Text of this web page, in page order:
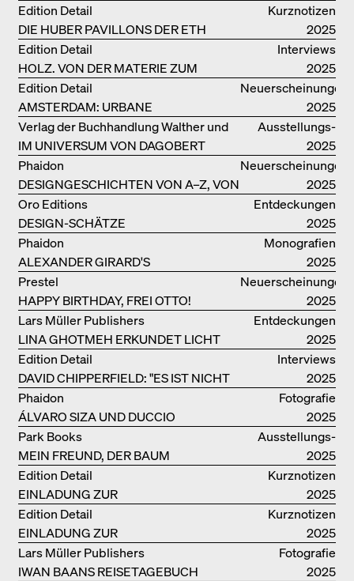
Kurznotizen
DIE HUBER PAVILLONS DER ETH
ZÜRICH – WIEDERVERWENDET!
Edition Detail
2025
Interviews
HOLZ. VON DER MATERIE ZUM
GEBAUTEN
Edition Detail
2025
Neuerscheinungen
AMSTERDAM: URBANE
ARCHITEKTUR UND LEBENSRÄUME
Edition Detail
2025
Ausstellungs­
kataloge
IM UNIVERSUM VON DAGOBERT
PECHE
Verlag der Buchhandlung Walther und
Franz König
2025
Neuerscheinungen
DESIGNGESCHICHTEN VON A–Z, VON
GAE AULENTI BIS ZU SORI YANAGI
Phaidon
2025
Entdeckungen
DESIGN-SCHÄTZE
WIEDERENTDECKT: FINN JUHLS
CHIEFTAIN CHAIR
Oro Editions
2025
Monografien
ALEXANDER GIRARD'S
OPTIMISTISCHE ENTWÜRFE
Phaidon
2025
Neuerscheinungen
HAPPY BIRTHDAY, FREI OTTO!
Prestel
2025
Entdeckungen
LINA GHOTMEH ERKUNDET LICHT
UND DUNKELHEIT
Lars Müller Publishers
2025
Interviews
DAVID CHIPPERFIELD: "ES IST NICHT
SO LEICHT, BERLIN ZU MÖGEN"
Edition Detail
2025
Fotografie
ÁLVARO SIZA UND DUCCIO
MALAGAMBA: SKIZZEN UND
FOTOGRAFIEN
Phaidon
2025
Ausstellungs­
kataloge
MEIN FREUND, DER BAUM
Park Books
2025
Kurznotizen
EINLADUNG ZUR
BUCHVORSTELLUNG
Edition Detail
2025
Kurznotizen
EINLADUNG ZUR
BUCHPRÄSENTATION IM
BREGENZERWALD
Edition Detail
2025
Fotografie
IWAN BAANS REISETAGEBUCH
Lars Müller Publishers
2025